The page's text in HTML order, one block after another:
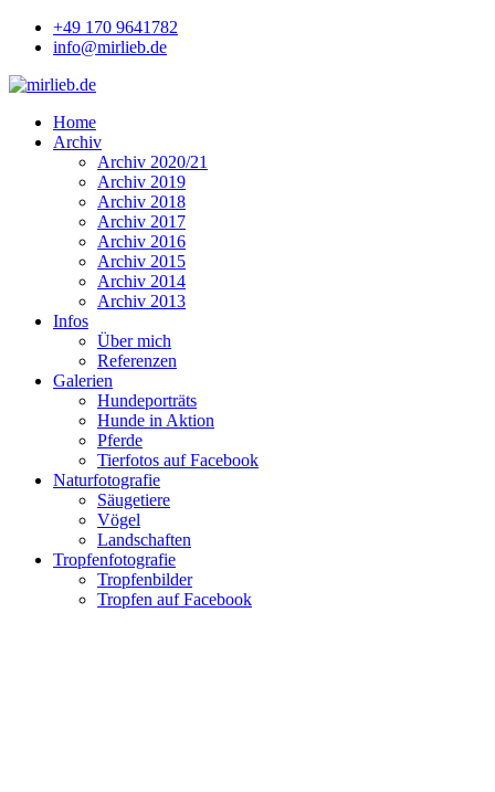
+49 170 9641782
info@mirlieb.de
Home
Archiv
Archiv 2020/21
Archiv 2019
Archiv 2018
Archiv 2017
Archiv 2016
Archiv 2015
Archiv 2014
Archiv 2013
Infos
Über mich
Referenzen
Galerien
Hundeporträts
Hunde in Aktion
Pferde
Tierfotos auf Facebook
Naturfotografie
Säugetiere
Vögel
Landschaften
Tropfenfotografie
Tropfenbilder
Tropfen auf Facebook